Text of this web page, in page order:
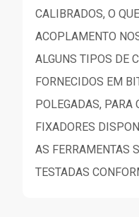
CALIBRADOS, O
ACOPLAMENTO
ALGUNS TIPOS DE
FORNECIDOS EM
POLEGADAS, PARA
FIXADORES
AS FERRAMENTAS
TESTADAS